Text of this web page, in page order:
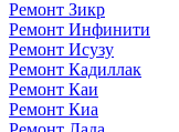
Ремонт Зикр
Ремонт Инфинити
Ремонт Исузу
Ремонт Кадиллак
Ремонт Каи
Ремонт Киа